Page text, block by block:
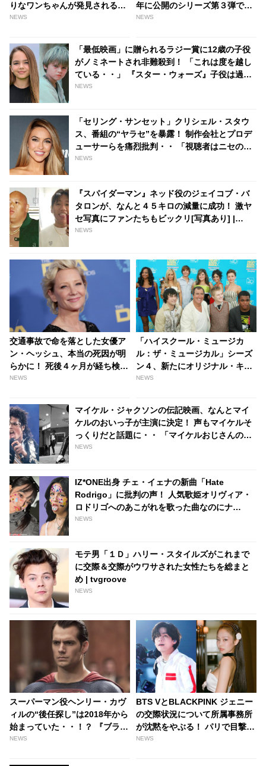
りなワンちゃんが発見される
「スヌーピーが生命を宿した」
NEWS
年に公開のシリーズ第３弾でユ
キオ役を再演 - tvgroove
NEWS
「最低映画」に贈られるラジー賞に12歳の子役
がノミネートされ非難殺到！ 「これは度を越し
ている・・」 『スター・ウォーズ』子役は過去
に同賞受賞でイジメを受け引退を余儀なくされ
NEWS
「セリング・サンセット」クリシェル・スタウ
ス、番組の“ヤラセ”を暴露！ 制作会社とプロデ
ューサーらを痛烈批判・・ 「視聴者はニセの修
羅場なんてのぞんでいない」 - tvgroove
NEWS
『スパイダーマン』ネッド役のジェイコブ・バ
タロンが、なんと４５キロの減量に成功！ 激ヤ
セ写真にファンたちもビックリ[写真あり] |
tvgroove
NEWS
交通事故で命を落とした女優ア
ン・ヘッシュ、本当の死因が明
らかに！ 死後４ヶ月が経ち検死
結果がついに公表 - tvgroove
NEWS
「ハイスクール・ミュージカ
ル：ザ・ミュージカル」シーズ
ン４、新たにオリジナル・キャ
スト３名の出演が決定！ 次シー
NEWS
マイケル・ジャクソンの伝記映画、なんとマイ
ケルのおいっ子が主演に決定！ 声もマイケルそ
っくりだと話題に・・ 「マイケルおじさんの物
語に命を吹き込むことができて光栄」[動画あり]
NEWS
IZ*ONE出身 チェ・イェナの新曲「Hate
Rodrigo」に批判の声！ 人気歌姫オリヴィア・
ロドリゴへのあこがれを歌った曲なのにナ
ゼ・・？ - tvgroove
NEWS
モテ男「１Ｄ」ハリー・スタイルズがこれまで
に交際＆交際がウワサされた女性たちを総まと
め | tvgroove
NEWS
スーパーマン役ヘンリー・カヴ
ィルの“後任探し”は2018年から
始まっていた・・！？ 『ブラッ
クアダム』にカメオ出演後、復
NEWS
BTS VとBLACKPINK ジェニー
の交際状況について所属事務所
が沈黙をやぶる！ パリで目撃さ
れた“手つなぎデート”受け -
NEWS